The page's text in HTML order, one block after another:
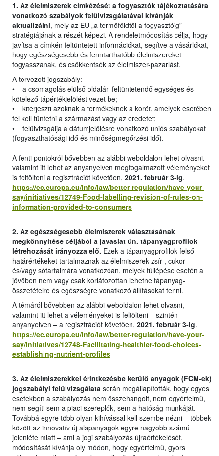
1. Az élelmiszerek címkézését a fogyasztók tájékoztatására
vonatkozó szabályok felülvizsgálatával kívánják
aktualizálni, mely az EU „a termőföldtől a fogyasztóig”
stratégiájának a részét képezi. A rendeletmódosítás célja, hogy
javítsa a címkén feltüntetett információkat, segítve a vásárlókat,
hogy egészségesebb és fenntarthatóbb élelmiszereket
fogyasszanak, és csökkentsék az élelmiszer-pazarlást.
A tervezett jogszabály:
• a csomagolás elülső oldalán feltüntetendő egységes és
kötelező tápértékjelölést vezet be;
• kiterjeszti azoknak a termékeknek a körét, amelyek esetében
fel kell tüntetni a származást vagy az eredetet;
• felülvizsgálja a dátumjelölésre vonatkozó uniós szabályokat
(fogyaszthatósági idő és minőségmegőrzési idő).
A fenti pontokról bővebben az alábbi weboldalon lehet olvasni,
valamint itt lehet az anyanyelven megfogalmazott véleményeket
is feltölteni a regisztrációt követően, 2021. február 3-ig.
https://ec.europa.eu/info/law/better-regulation/have-your-
say/initiatives/12749-Food-labelling-revision-of-rules-on-
information-provided-to-consumers
2. Az egészségesebb élelmiszerek választásának
megkönnyítése céljából a javaslat ún. tápanyagprofilok
létrehozását irányozza elő. Ezek a tápanyagprofilok felső
határértékeket tartalmaznak az élelmiszerek zsír-, cukor-
és/vagy sótartalmára vonatkozóan, melyek túllépése esetén a
jövőben nem vagy csak korlátozottan lehetne tápanyag-
összetételre és egészségre vonatkozó állításokat tenni.
A témáról bővebben az alábbi weboldalon lehet olvasni,
valamint itt lehet a véleményeket is feltölteni – szintén
anyanyelven – a regisztrációt követően, 2021. február 3-ig.
https://ec.europa.eu/info/law/better-regulation/have-your-
say/initiatives/12748-Facilitating-healthier-food-choices-
establishing-nutrient-profiles
3. Az élelmiszerekkel érintkezésbe kerülő anyagok (FCM-ek)
jogszabályi felülvizsgálata során megállapították, hogy egyes
esetekben a szabályozás nem összehangolt, nem egyértelmű,
nem segíti sem a piaci szereplők, sem a hatóság munkáját.
Továbbá egyre több olyan kihívással kell szembe nézni – többek
között az innovatív új alapanyagok egyre nagyobb számú
jelenléte miatt – ami a jogi szabályozás újraértékelését,
módosítását kívánja oly módon, hogy egyértelmű, gyors